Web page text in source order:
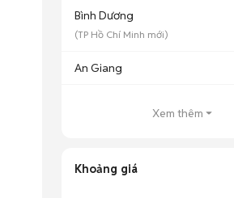
Bình Dương
(TP Hồ Chí Minh mới)
An Giang
Xem thêm
Khoảng giá